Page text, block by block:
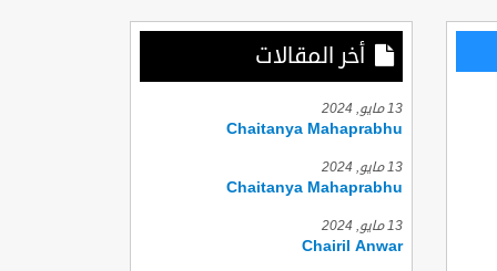
أخر المقالات
13 مايو, 2024
Chaitanya Mahaprabhu
13 مايو, 2024
Chaitanya Mahaprabhu
13 مايو, 2024
Chairil Anwar